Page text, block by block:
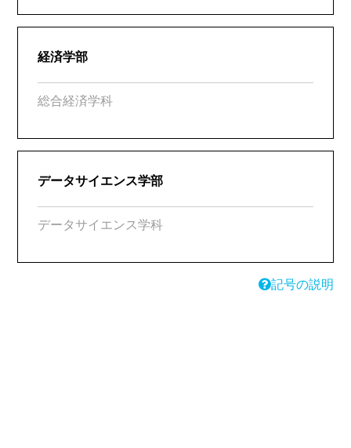
経済学部
総合経済学科
データサイエンス学部
データサイエンス学科
記号の説明